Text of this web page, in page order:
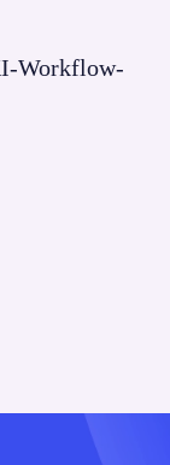
Workflow-